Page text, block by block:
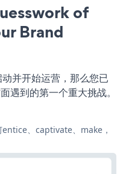
of
Brand
并开始运营，那么您已
遇到的第一个重大挑战。
、captivate、make，